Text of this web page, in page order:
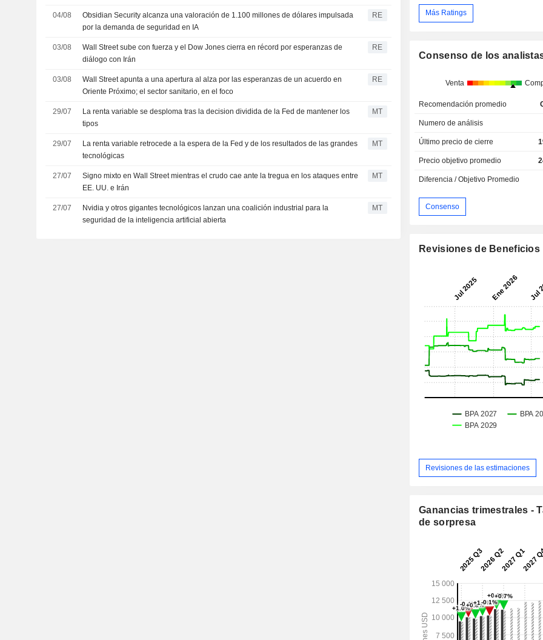
04/08
Obsidian Security alcanza una valoración de 1.100 millones de dólares impulsada
por la demanda de seguridad en IA
RE
03/08
Wall Street sube con fuerza y el Dow Jones cierra en récord por esperanzas de
diálogo con Irán
RE
03/08
Wall Street apunta a una apertura al alza por las esperanzas de un acuerdo en
Oriente Próximo; el sector sanitario, en el foco
RE
29/07
La renta variable se desploma tras la decision dividida de la Fed de mantener los
tipos
MT
29/07
La renta variable retrocede a la espera de la Fed y de los resultados de las grandes
tecnológicas
MT
27/07
Signo mixto en Wall Street mientras el crudo cae ante la tregua en los ataques entre
EE. UU. e Irán
MT
27/07
Nvidia y otros gigantes tecnológicos lanzan una coalición industrial para la
seguridad de la inteligencia artificial abierta
MT
Más Ratings
Consenso de los
Venta
Recomendación promedio
Numero de análisis
Último precio de cierre
Precio objetivo promedio
Diferencia / Objetivo Promedio
Consenso
Revisiones de Beneficios
Revisiones de las estimaciones
Ganancias trimestrales -
de sorpresa